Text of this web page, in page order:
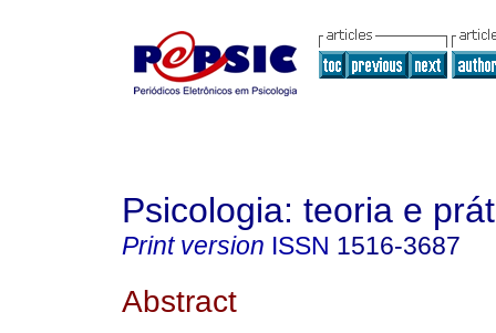
Psicologia: teoria e
Print version ISSN 1516-3687
Abstract